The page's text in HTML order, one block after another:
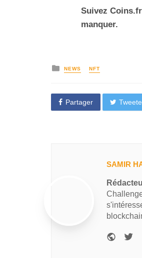
Suivez
manquer.
NEWS NFT
Partager
SAMIR